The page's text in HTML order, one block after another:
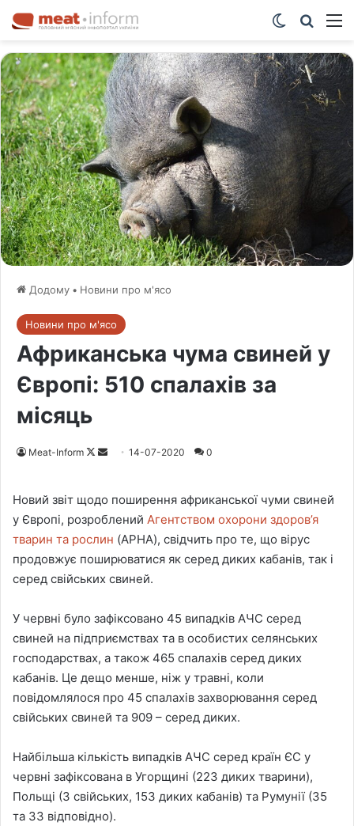
Switch skin
Додому • Новини про м'ясо
Новини про м'ясо
Африканська чума свиней у
Європі: 510 спалахів за
місяць
Meat-Inform
F
l
o
w
o
n
a
n
e
m
i
l
14-07-2020 0
Новий звіт щодо поширення африканської чуми свиней
у Європі, розроблений Агентством охорони здоров’я
тварин та рослин (APHA), свідчить про те, що вірус
продовжує поширюватися як серед диких кабанів, так і
серед свійських свиней.
У червні було зафіксовано 45 випадків АЧС серед
свиней на підприємствах та в особистих селянських
господарствах, а також 465 спалахів серед диких
кабанів. Це дещо менше, ніж у травні, коли
повідомлялося про 45 спалахів захворювання серед
свійських свиней та 909 – серед диких.
Найбільша кількість випадків АЧС серед країн ЄС у
червні зафіксована в Угорщині (223 диких тварини),
Польщі (3 свійських, 153 диких кабанів) та Румунії (35
та 33 відповідно).